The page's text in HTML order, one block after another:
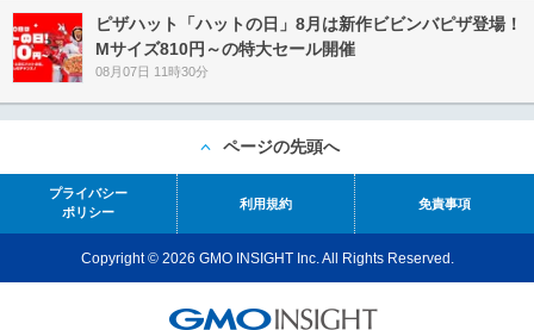
ピザハット「ハットの日」8月は新作ビビンバピザ登場！
Mサイズ810円～の特大セール開催
08月07日 11時30分
ページの先頭へ
プライバシー
ポリシー
利用規約 免責事項
Copyright © 2026 GMO INSIGHT Inc. All Rights Reserved.